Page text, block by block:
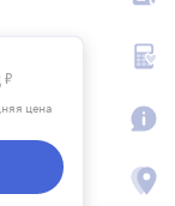
₽
цена